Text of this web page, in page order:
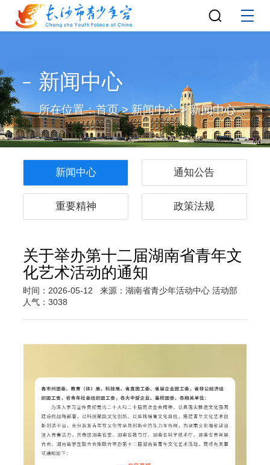
新闻中心
所在位置：首页>新闻中心>新闻中心
新闻中心 通知公告
重要精神 政策法规
关于举办第十二届湖南省青年文
化艺术活动的通知
时间：2026-05-12
来源：湖南省青少年活动中心 活动部
人气：3038